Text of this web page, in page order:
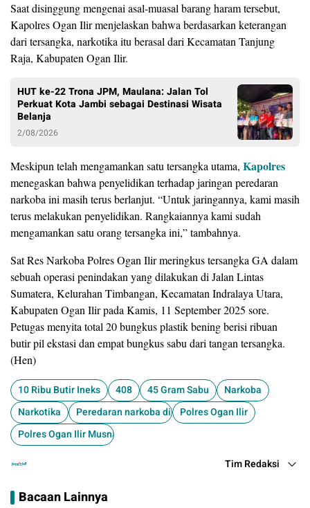
Saat disinggung mengenai asal-muasal barang haram tersebut,
Kapolres Ogan Ilir menjelaskan bahwa berdasarkan keterangan
dari tersangka, narkotika itu berasal dari Kecamatan Tanjung
Raja, Kabupaten Ogan Ilir.
HUT ke-22 Trona JPM, Maulana: Jalan Tol
Perkuat Kota Jambi sebagai Destinasi Wisata
Belanja
2/08/2026
​Meskipun telah mengamankan satu tersangka utama, Kapolres
menegaskan bahwa penyelidikan terhadap jaringan peredaran
narkoba ini masih terus berlanjut. “Untuk jaringannya, kami masih
terus melakukan penyelidikan. Rangkaiannya kami sudah
mengamankan satu orang tersangka ini,” tambahnya.
Sat Res Narkoba Polres Ogan Ilir meringkus tersangka GA dalam
sebuah operasi penindakan yang dilakukan di Jalan Lintas
Sumatera, Kelurahan Timbangan, Kecamatan Indralaya Utara,
Kabupaten Ogan Ilir pada Kamis, 11 September 2025 sore.
Petugas menyita total 20 bungkus plastik bening berisi ribuan
butir pil ekstasi dan empat bungkus sabu dari tangan tersangka.
(Hen)
10 Ribu Butir Ineks 408 45 Gram Sabu
Narkoba
Narkotika
Peredaran narkoba di Ogan IlirPolres Ogan Ilir
Polres Ogan Ilir Musnahkan Barang Bukti
Tim Redaksi
Bacaan Lainnya